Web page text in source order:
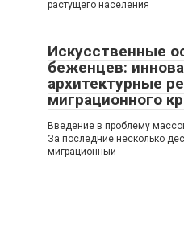
растущего населения
Искусственные
беженцев:
архитектурные
миграционного
Введение в проблему
За последние несколько
миграционный